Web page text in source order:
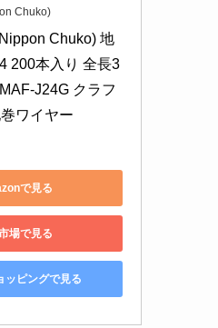
Chuko)
Chuko) 地
200本入り 全長3
J24G クラフ
ワイヤー
で見る
場で見る
ッピングで見る